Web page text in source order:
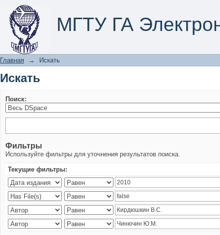
МГТУ ГА
Искать
Главная → Искать
Искать
Поиск:
Фильтры
Используйте фильтры для уточнения результатов поиска.
Текущие фильтры: